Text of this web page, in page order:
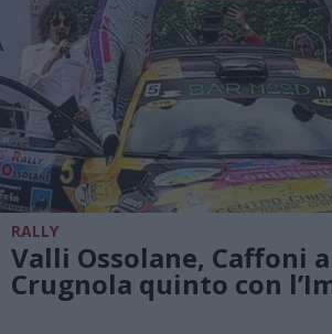
RALLY
Valli Ossolane, Caffoni
Crugnola quinto con